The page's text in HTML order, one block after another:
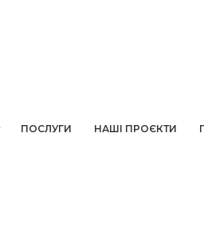
ПОСЛУГИ НАШІ ПРОЄКТИ